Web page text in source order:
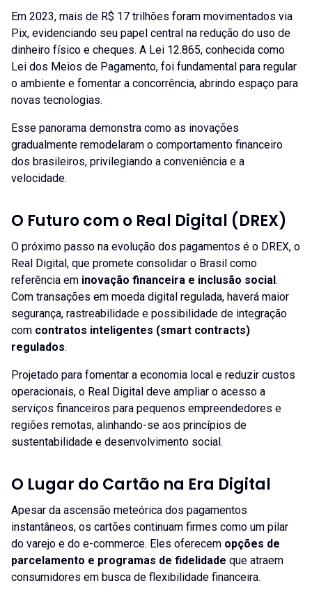
Em 2023, mais de R$ 17 trilhões foram movimentados via
Pix, evidenciando seu papel central na redução do uso de
dinheiro físico e cheques. A Lei 12.865, conhecida como
Lei dos Meios de Pagamento, foi fundamental para regular
o ambiente e fomentar a concorrência, abrindo espaço para
novas tecnologias.
Esse panorama demonstra como as inovações
gradualmente remodelaram o comportamento financeiro
dos brasileiros, privilegiando a conveniência e a
velocidade.
O Futuro com o Real Digital (DREX)
O próximo passo na evolução dos pagamentos é o DREX, o
Real Digital, que promete consolidar o Brasil como
referência em inovação financeira e inclusão social.
Com transações em moeda digital regulada, haverá maior
segurança, rastreabilidade e possibilidade de integração
com contratos inteligentes (smart contracts)
regulados.
Projetado para fomentar a economia local e reduzir custos
operacionais, o Real Digital deve ampliar o acesso a
serviços financeiros para pequenos empreendedores e
regiões remotas, alinhando-se aos princípios de
sustentabilidade e desenvolvimento social.
O Lugar do Cartão na Era Digital
Apesar da ascensão meteórica dos pagamentos
instantâneos, os cartões continuam firmes como um pilar
do varejo e do e-commerce. Eles oferecem opções de
parcelamento e programas de fidelidade que atraem
consumidores em busca de flexibilidade financeira.